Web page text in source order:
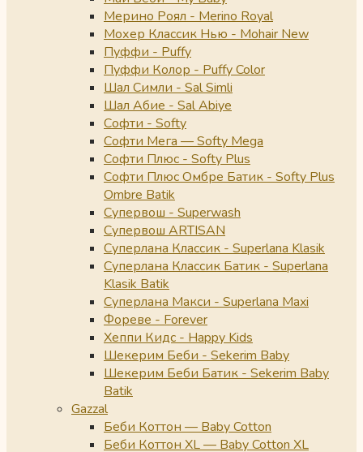
Мерино Роял - Merino Royal
Мохер Классик Нью - Mohair New
Пуффи - Puffy
Пуффи Колор - Puffy Color
Шал Симли - Sal Simli
Шал Абие - Sal Abiye
Софти - Softy
Софти Мега — Softy Mega
Софти Плюс - Softy Plus
Софти Плюс Омбре Батик - Softy Plus
Ombre Batik
Супервош - Superwash
Супервош ARTISAN
Суперлана Классик - Superlana Klasik
Суперлана Классик Батик - Superlana
Klasik Batik
Суперлана Макси - Superlana Maxi
Фореве - Forever
Хеппи Кидс - Happy Kids
Шекерим Беби - Sekerim Baby
Шекерим Беби Батик - Sekerim Baby
Batik
Gazzal
Беби Коттон — Baby Cotton
Беби Коттон XL — Baby Cotton XL